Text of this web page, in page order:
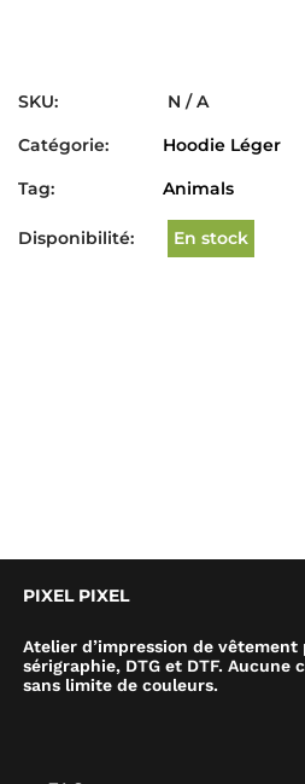
SKU:
N / A
Catégorie:
Hoodie Léger
Tag:
Animals
Disponibilité: En stock
PIXEL PIXEL
Atelier d’impression de vêtement
sérigraphie, DTG et DTF. Aucune
sans limite de couleurs.